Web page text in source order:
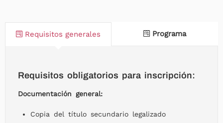
Requisitos generales Programa
Requisitos obligatorios para inscripción:
Documentación general:
Copia del título secundario legalizado